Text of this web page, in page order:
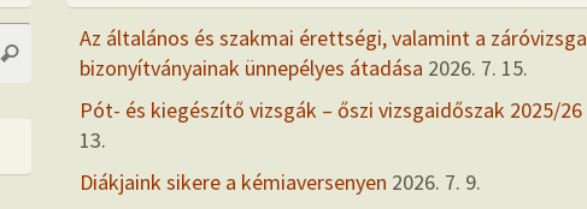
Search
Search
Az általános és szakmai érettségi, valamint a záróvizsga
bizonyítványainak ünnepélyes átadása 2026. 7. 15.
Pót- és kiegészítő vizsgák – őszi vizsgaidőszak 2025/26
13.
Diákjaink sikere a kémiaversenyen 2026. 7. 9.